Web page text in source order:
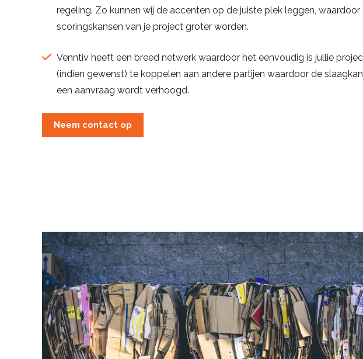
regeling. Zo kunnen wij de accenten op de juiste plek leggen, waardoor
scoringskansen van je project groter worden.
Venntiv heeft een breed netwerk waardoor het eenvoudig is jullie
(indien gewenst) te koppelen aan andere partijen waardoor de
een aanvraag wordt verhoogd.
Neem contact op